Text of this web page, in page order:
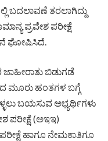
ಬದಲಾವಣೆ ತರಲಾಗಿದ್ದು
ಪ್ರವೇಶ ಪರೀಕ್ಷೆ
ಘೋಷಿಸಿದೆ.
ಬಿಡುಗಡೆ
ಮೂರು ಹಂತಗಳ ಬಗ್ಗೆ
ಬಯಸುವ ಅಭ್ಯರ್ಥಿಗಳು
ಪರೀಕ್ಷೆ (ಅಇಇ)
ಹಾಗೂ ನೇಮಕಾತಿಗೂ